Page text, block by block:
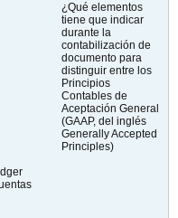
¿Qué elementos
tiene que indicar
durante la
contabilización de
documento para
distinguir entre los
Principios
Contables de
Aceptación General
(GAAP, del inglés
Generally Accepted
Principles)